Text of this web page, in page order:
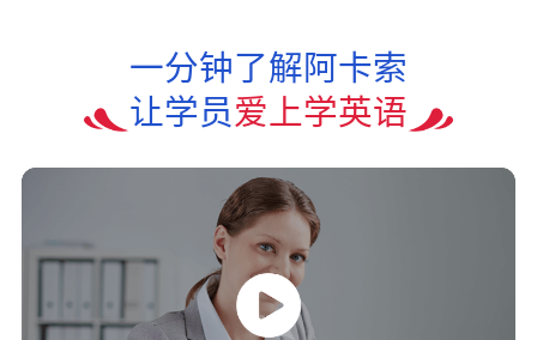
一分钟了解阿卡索
让学员爱上学英语